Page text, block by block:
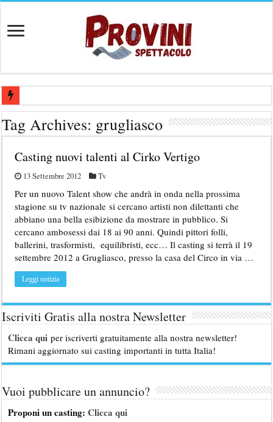
Casting attore per “Luna: dialogo tra un Poeta e una Prostituta” –
Casting per coppia: Realizzazione shooting foto e video retribuito
Casting per nuovo lungometraggio: si cercano attori, attrici e
Ricerca tastierista per Tribute Band dedicata ad Eros Ramazzotti –
Tag Archives: grugliasco
Casting nuovi talenti al Cirko Vertigo
13 Settembre 2012 Tv
Per un nuovo Talent show che andrà in onda nella prossima
stagione su tv nazionale si cercano artisti non dilettanti che
abbiano una bella esibizione da mostrare in pubblico. Si
cercano ambosessi dai 18 ai 90 anni. Quindi pittori folli,
ballerini, trasformisti, equilibristi, ecc… Il casting si terrà il 19
settembre 2012 a Grugliasco, presso la casa del Circo in via …
Leggi notizia
Iscriviti Gratis alla nostra Newsletter
Clicca qui per iscriverti gratuitamente alla nostra newsletter!
Rimani aggiornato sui casting importanti in tutta Italia!
Vuoi pubblicare un annuncio?
Proponi un casting:Clicca qui